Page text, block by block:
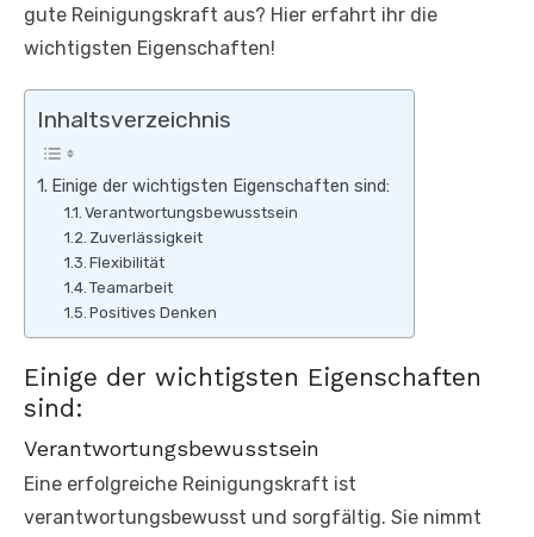
gute Reinigungskraft aus? Hier erfahrt ihr die
wichtigsten Eigenschaften!
Inhaltsverzeichnis
Einige der wichtigsten Eigenschaften sind:
Verantwortungsbewusstsein
Zuverlässigkeit
Flexibilität
Teamarbeit
Positives Denken
Einige der wichtigsten Eigenschaften
sind:
Verantwortungsbewusstsein
Eine erfolgreiche Reinigungskraft ist
verantwortungsbewusst und sorgfältig. Sie nimmt